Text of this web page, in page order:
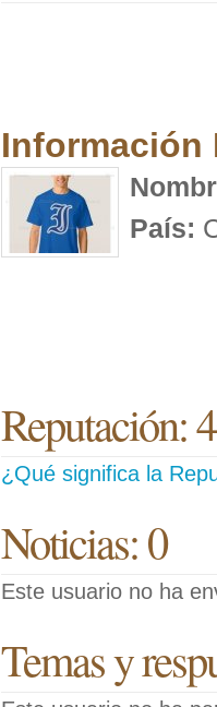
Información
País:
Reputación:
¿Qué significa la
Noticias: 0
Este usuario no ha
Temas y